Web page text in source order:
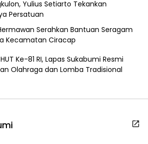
Yulius Setiarto Tekankan
Persatuan
Serahkan Bantuan Seragam
Kecamatan Ciracap
Ke-81 RI, Lapas Sukabumi Resmi
Olahraga dan Lomba Tradisional